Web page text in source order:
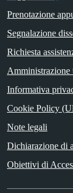
Prenotazione
Segnalazione
Richiesta
Amministrazione
Informativa
Cookie Policy
Note legali
Dichiarazione di
Obiettivi di